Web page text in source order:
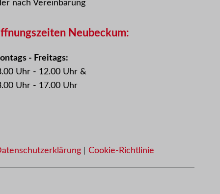
nach Vereinbarung
Neubeckum:
- Freitags:
Uhr - 12.00 Uhr &
Uhr - 17.00 Uhr
| Cookie-Richtlinie